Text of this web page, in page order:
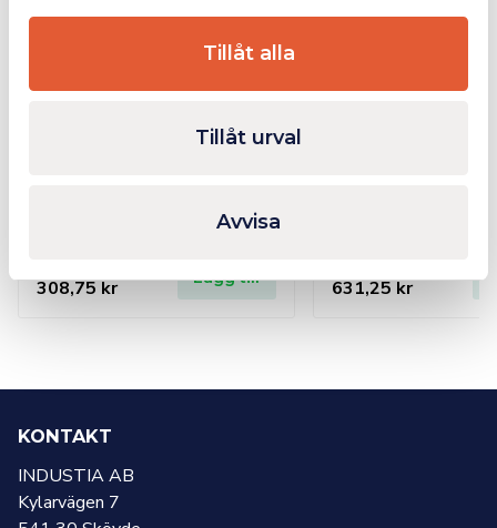
Tillåt alla
Tillåt urval
Avvisa
Svetsinsats böjbar G11
308,75 kr Lägg till
631,25 kr
KONTAKT
INDUSTIA AB
Kylarvägen 7